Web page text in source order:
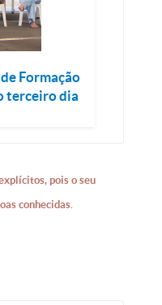
Formação
terceiro dia
pois o seu
conhecidas.